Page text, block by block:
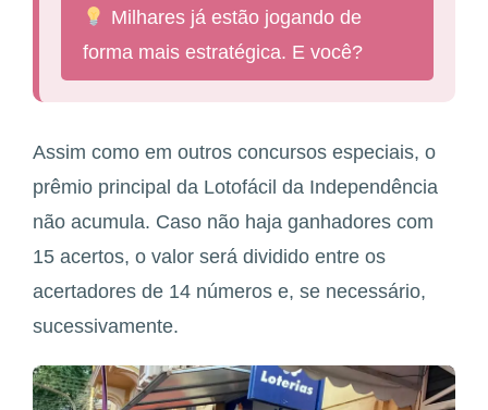
Milhares já estão jogando de
forma mais estratégica. E você?
Assim como em outros concursos especiais, o
prêmio principal da Lotofácil da Independência
não acumula. Caso não haja ganhadores com
15 acertos, o valor será dividido entre os
acertadores de 14 números e, se necessário,
sucessivamente.